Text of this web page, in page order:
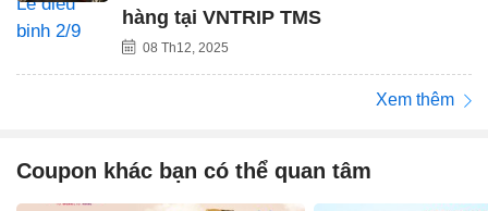
hàng tại VNTRIP TMS
08 Th12, 2025
Xem thêm
Coupon khác bạn có thể quan tâm